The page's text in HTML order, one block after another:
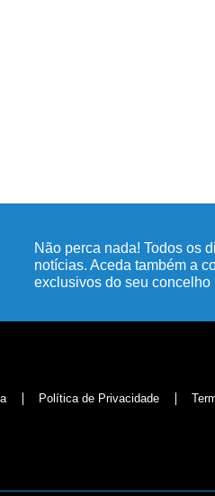
Não perca nada! Todos os
notícias. Aceda também a
exclusivos do seu concelho
Política de Privacidade